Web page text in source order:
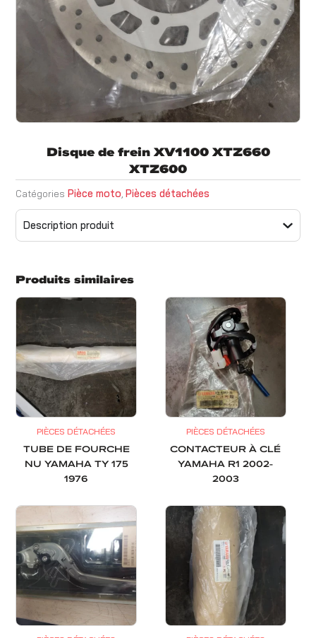
Disque de frein XV1100 XTZ660
XTZ600
Catégories Pièce moto Pièces détachées
Description produit
Produits similaires
PIÈCES DÉTACHÉES
TUBE DE FOURCHE
NU YAMAHA TY 175
1976
PIÈCES DÉTACHÉES
CONTACTEUR À CLÉ
YAMAHA R1 2002-
2003